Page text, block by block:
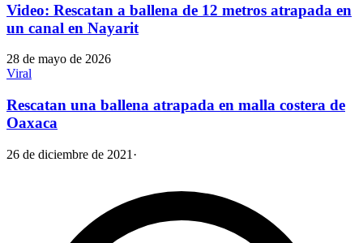
Video: Rescatan a ballena de 12 metros atrapada en
un canal en Nayarit
28 de mayo de 2026
Viral
Rescatan una ballena atrapada en malla costera de
Oaxaca
26 de diciembre de 2021 ·